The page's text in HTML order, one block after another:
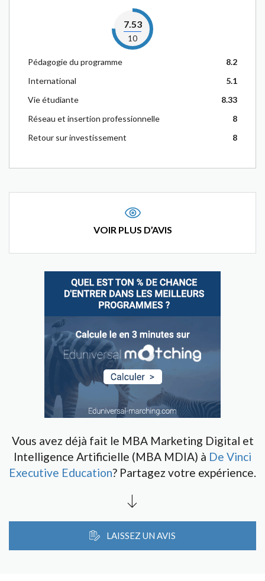
7.53
10
Pédagogie du programme
8.2
International
5.1
Vie étudiante
8.33
Réseau et insertion professionnelle
8
Retour sur investissement
8
VOIR PLUS D’AVIS
Vous avez déjà fait le MBA Marketing Digital et
Intelligence Artificielle (MBA MDIA) à De Vinci
Executive Education? Partagez votre expérience.
LAISSEZ UN AVIS